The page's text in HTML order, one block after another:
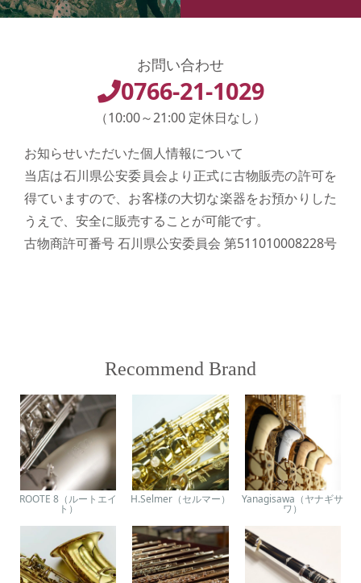
お問い合わせ
0766-21-1029
（10:00～21:00 定休日なし）
お知らせいただいた個人情報について
当店は石川県公安委員会より正式に古物販売の許可を
得ていますので、お客様の大切な楽器をお預かりした
うえで、安全に販売することが可能です。
古物商許可番号 石川県公安委員会 第511010008228号
Recommend Brand
ROOTE 8（ルートエイ
ト）
H.Selmer（セルマー） Yanagisawa（ヤナギサ
ワ）